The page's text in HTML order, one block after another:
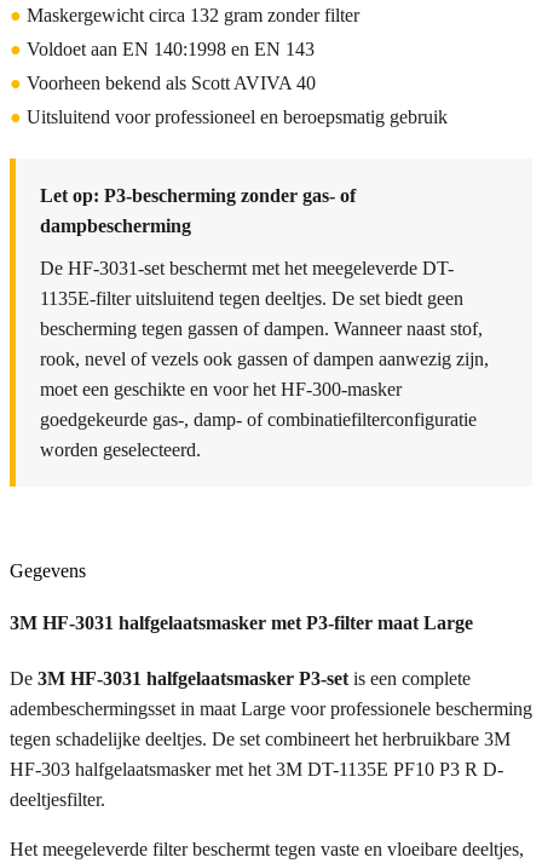
● Maskergewicht circa 132 gram zonder filter
● Voldoet aan EN 140:1998 en EN 143
● Voorheen bekend als Scott AVIVA 40
● Uitsluitend voor professioneel en beroepsmatig gebruik
Let op: P3-bescherming zonder gas- of
dampbescherming
De HF-3031-set beschermt met het meegeleverde DT-
1135E-filter uitsluitend tegen deeltjes. De set biedt geen
bescherming tegen gassen of dampen. Wanneer naast stof,
rook, nevel of vezels ook gassen of dampen aanwezig zijn,
moet een geschikte en voor het HF-300-masker
goedgekeurde gas-, damp- of combinatiefilterconfiguratie
worden geselecteerd.
Gegevens
3M HF-3031 halfgelaatsmasker met P3-filter maat Large
De 3M HF-3031 halfgelaatsmasker P3-set is een complete
adembeschermingsset in maat Large voor professionele bescherming
tegen schadelijke deeltjes. De set combineert het herbruikbare 3M
HF-303 halfgelaatsmasker met het 3M DT-1135E PF10 P3 R D-
deeltjesfilter.
Het meegeleverde filter beschermt tegen vaste en vloeibare deeltjes,